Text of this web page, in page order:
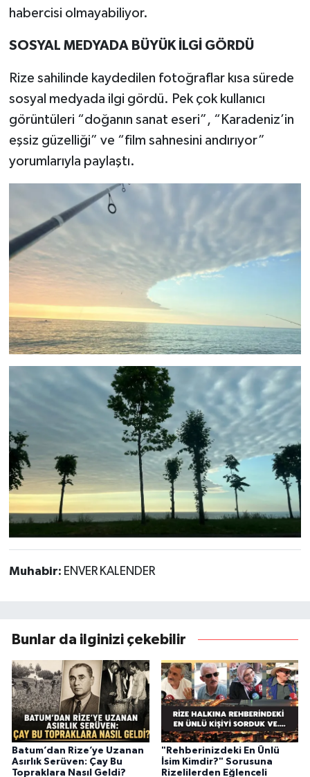
habercisi olmayabiliyor.
SOSYAL MEDYADA BÜYÜK İLGİ GÖRDÜ
Rize sahilinde kaydedilen fotoğraflar kısa sürede
sosyal medyada ilgi gördü. Pek çok kullanıcı
görüntüleri “doğanın sanat eseri”, “Karadeniz’in
eşsiz güzelliği” ve “film sahnesini andırıyor”
yorumlarıyla paylaştı.
Muhabir: ENVER KALENDER
Bunlar da ilginizi çekebilir
Batum’dan Rize’ye Uzanan
Asırlık Serüven: Çay Bu
Topraklara Nasıl Geldi?
"Rehberinizdeki En Ünlü
İsim Kimdir?" Sorusuna
Rizelilerden Eğlenceli